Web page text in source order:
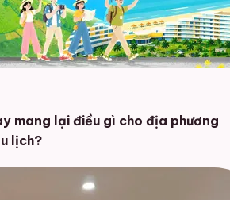
mang lại điều gì cho địa phương
lịch?